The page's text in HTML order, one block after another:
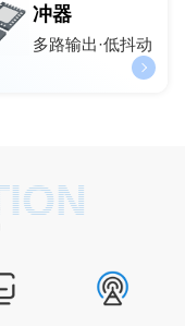
冲器
多路输出·低抖动